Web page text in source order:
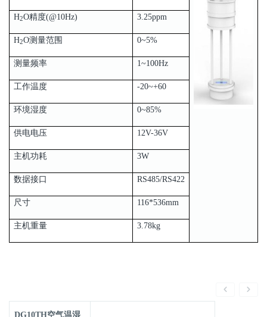
H2O精度(@10Hz) 3.25ppm
H2O测量范围 0~5%
测量频率 1~100Hz
工作温度 -20~+60
环境湿度 0~85%
供电电压 12V-36V
主机功耗 3W
数据接口 RS485/RS422
尺寸 116*536mm
主机重量 3.78kg
DG10TH空气温湿